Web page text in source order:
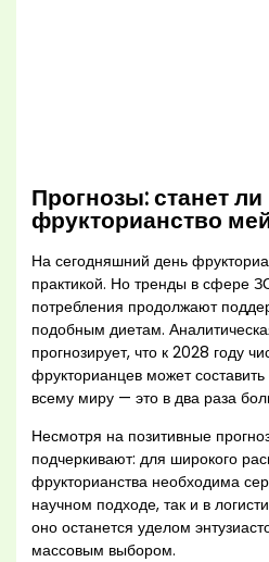
Прогнозы: станет ли
фрукторианство
На сегодняшний день
практикой. Но тренды в сфере
потребления продолжают
подобным диетам.
прогнозирует, что к 2028 году
фрукторианцев может
всему миру — это в два раза
Несмотря на позитивные
подчеркивают: для широкого
фрукторианства необходима
научном подходе, так и в
оно останется уделом
массовым выбором.